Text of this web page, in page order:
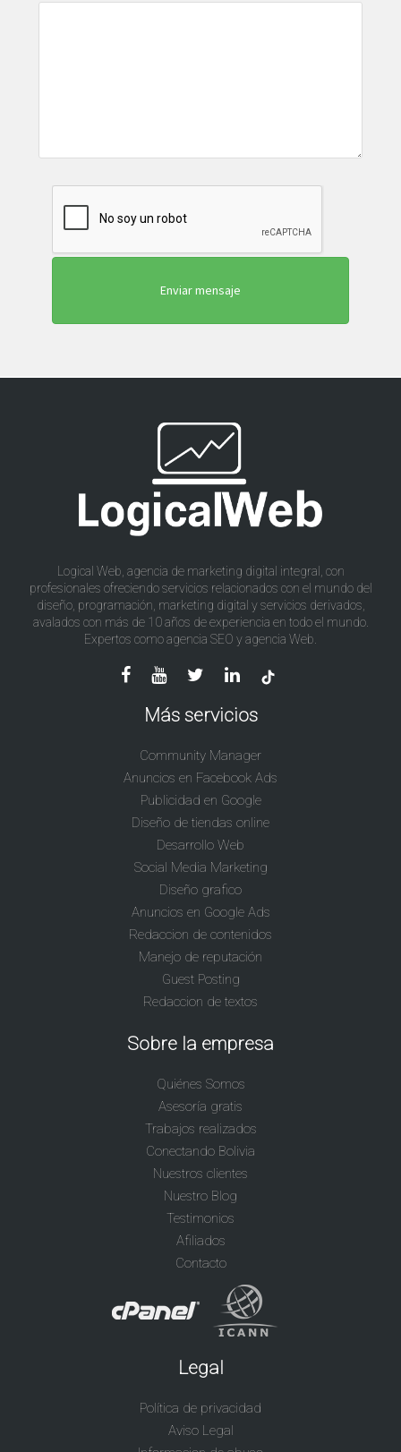
Logical Web, agencia de marketing digital integral, con
profesionales ofreciendo servicios relacionados con el mundo del
diseño, programación, marketing digital y servicios derivados,
avalados con más de 10 años de experiencia en todo el mundo.
Expertos como agencia SEO y agencia Web.
Más servicios
Community Manager
Anuncios en Facebook Ads
Publicidad en Google
Diseño de tiendas online
Desarrollo Web
Social Media Marketing
Diseño grafico
Anuncios en Google Ads
Redaccion de contenidos
Manejo de reputación
Guest Posting
Redaccion de textos
Sobre la empresa
Quiénes Somos
Asesoría gratis
Trabajos realizados
Conectando Bolivia
Nuestros clientes
Nuestro Blog
Testimonios
Afiliados
Contacto
Legal
Política de privacidad
Aviso Legal